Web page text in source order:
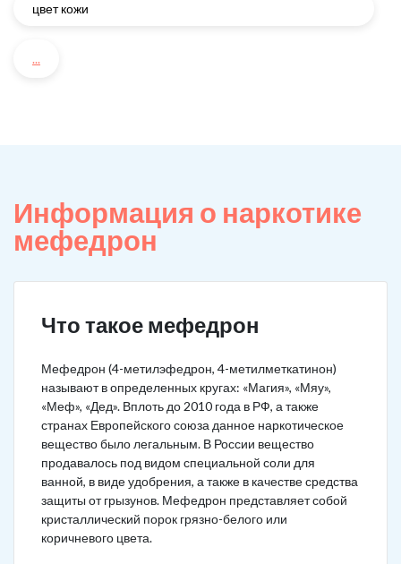
цвет кожи
...
Информация о наркотике
мефедрон
Что такое мефедрон
Мефедрон (4-метилэфедрон, 4-метилметкатинон)
называют в определенных кругах: «Магия», «Мяу»,
«Меф», «Дед». Вплоть до 2010 года в РФ, а также
странах Европейского союза данное наркотическое
вещество было легальным. В России вещество
продавалось под видом специальной соли для
ванной, в виде удобрения, а также в качестве средства
защиты от грызунов. Мефедрон представляет собой
кристаллический порок грязно-белого или
коричневого цвета.